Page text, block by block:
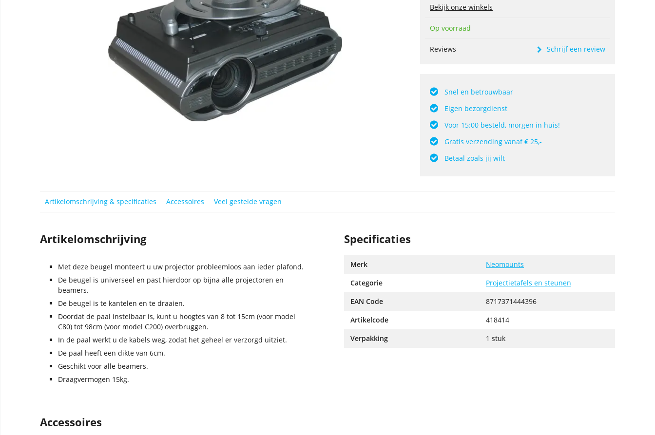
Bekijk onze winkels
Op voorraad
Reviews Schrijf een review
Snel en betrouwbaar
Eigen bezorgdienst
Voor 15:00 besteld, morgen in huis!
Gratis verzending vanaf € 25,-
Betaal zoals jij wilt
Artikelomschrijving & specificaties Accessoires Veel gestelde vragen
Artikelomschrijving
Met deze beugel monteert u uw projector probleemloos aan ieder plafond.
De beugel is universeel en past hierdoor op bijna alle projectoren en
beamers.
De beugel is te kantelen en te draaien.
Doordat de paal instelbaar is, kunt u hoogtes van 8 tot 15cm (voor model
C80) tot 98cm (voor model C200) overbruggen.
In de paal werkt u de kabels weg, zodat het geheel er verzorgd uitziet.
De paal heeft een dikte van 6cm.
Geschikt voor alle beamers.
Draagvermogen 15kg.
Specificaties
Merk
Neomounts
Categorie
Projectietafels en steunen
EAN Code
8717371444396
Artikelcode
418414
Verpakking
1 stuk
Accessoires